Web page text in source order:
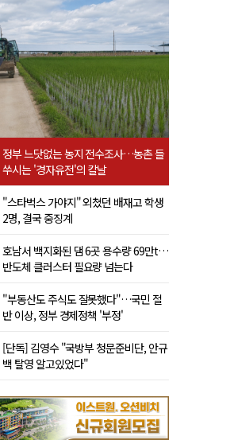
정부 느닷없는 농지 전수조사…농촌 들
쑤시는 '경자유전'의 칼날
"스타벅스 가야지" 외쳤던 배재고 학생
2명, 결국 중징계
호남서 백지화된 댐 6곳 용수량 69만t…
반도체 클러스터 필요량 넘는다
"부동산도 주식도 잘못했다"…국민 절
반 이상, 정부 경제정책 '부정'
[단독] 김영수 "국방부 청문준비단, 안규
백 탈영 알고있었다"